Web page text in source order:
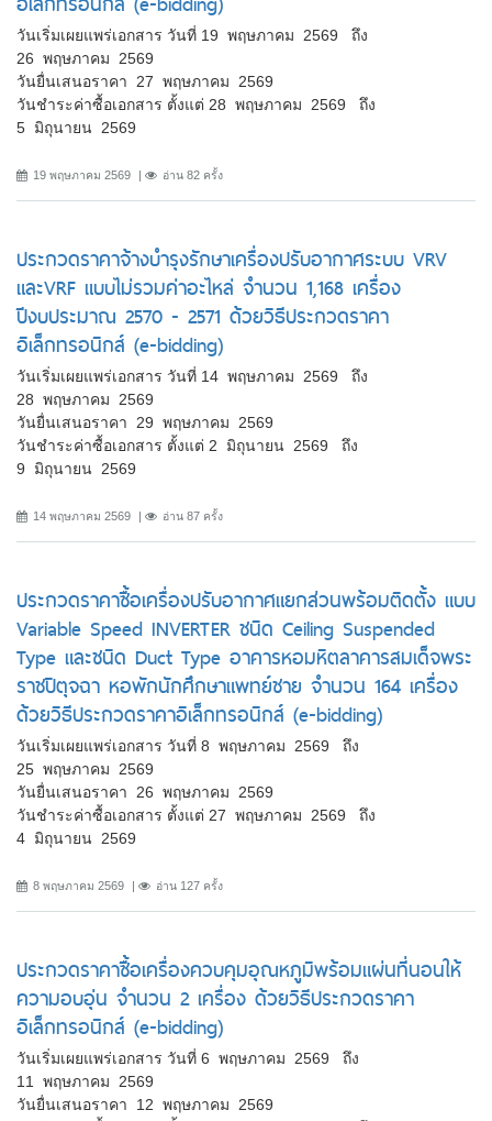
วันเริ่มเผยแพร่เอกสาร วันที่ 19 พฤษภาคม 2569 ถึง
26 พฤษภาคม 2569
วันยื่นเสนอราคา 27 พฤษภาคม 2569
วันชำระค่าซื้อเอกสาร ตั้งแต่ 28 พฤษภาคม 2569 ถึง
5 มิถุนายน 2569
19 พฤษภาคม 2569 อ่าน 82 ครั้ง
ประกวดราคาจ้างบำรุงรักษาเครื่องปรับอากาศระบบ VRV
และVRF แบบไม่รวมค่าอะไหล่ จำนวน 1,168 เครื่อง
ปีงบประมาณ 2570 - 2571 ด้วยวิธีประกวดราคา
อิเล็กทรอนิกส์ (e-bidding)
วันเริ่มเผยแพร่เอกสาร วันที่ 14 พฤษภาคม 2569 ถึง
28 พฤษภาคม 2569
วันยื่นเสนอราคา 29 พฤษภาคม 2569
วันชำระค่าซื้อเอกสาร ตั้งแต่ 2 มิถุนายน 2569 ถึง
9 มิถุนายน 2569
14 พฤษภาคม 2569 อ่าน 87 ครั้ง
ประกวดราคาซื้อเครื่องปรับอากาศแยกส่วนพร้อมติดตั้ง แบบ
Variable Speed INVERTER ชนิด Ceiling Suspended
Type และชนิด Duct Type อาคารหอมหิตลาคารสมเด็จพระ
ราชปิตุจฉา หอพักนักศึกษาแพทย์ชาย จำนวน 164 เครื่อง
ด้วยวิธีประกวดราคาอิเล็กทรอนิกส์ (e-bidding)
วันเริ่มเผยแพร่เอกสาร วันที่ 8 พฤษภาคม 2569 ถึง
25 พฤษภาคม 2569
วันยื่นเสนอราคา 26 พฤษภาคม 2569
วันชำระค่าซื้อเอกสาร ตั้งแต่ 27 พฤษภาคม 2569 ถึง
4 มิถุนายน 2569
8 พฤษภาคม 2569 อ่าน 127 ครั้ง
ประกวดราคาซื้อเครื่องควบคุมอุณหภูมิพร้อมแผ่นที่นอนให้
ความอบอุ่น จำนวน 2 เครื่อง ด้วยวิธีประกวดราคา
อิเล็กทรอนิกส์ (e-bidding)
วันเริ่มเผยแพร่เอกสาร วันที่ 6 พฤษภาคม 2569 ถึง
11 พฤษภาคม 2569
วันยื่นเสนอราคา 12 พฤษภาคม 2569